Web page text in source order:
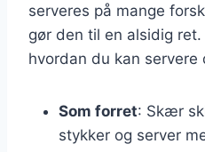
serveres på mange
gør den til en alsidig
hvordan du kan servere
Som forret: Skær
stykker og server